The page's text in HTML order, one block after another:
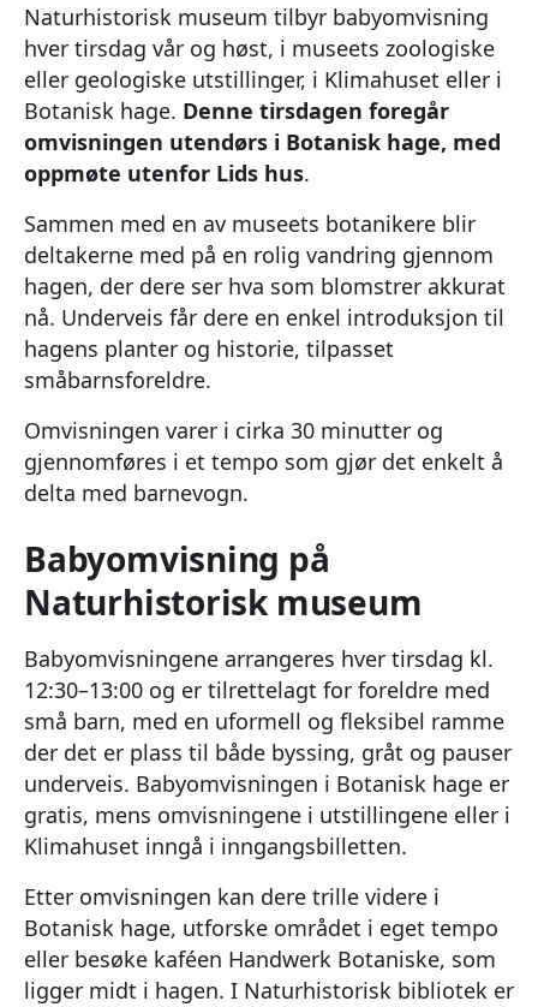
Naturhistorisk museum tilbyr babyomvisning
hver tirsdag vår og høst, i museets zoologiske
eller geologiske utstillinger, i Klimahuset eller i
Botanisk hage. Denne tirsdagen foregår
omvisningen utendørs i Botanisk hage, med
oppmøte utenfor Lids hus.
Sammen med en av museets botanikere blir
deltakerne med på en rolig vandring gjennom
hagen, der dere ser hva som blomstrer akkurat
nå. Underveis får dere en enkel introduksjon til
hagens planter og historie, tilpasset
småbarnsforeldre.
Omvisningen varer i cirka 30 minutter og
gjennomføres i et tempo som gjør det enkelt å
delta med barnevogn.
Babyomvisning på
Naturhistorisk museum
Babyomvisningene arrangeres hver tirsdag kl.
12:30–13:00 og er tilrettelagt for foreldre med
små barn, med en uformell og fleksibel ramme
der det er plass til både byssing, gråt og pauser
underveis. Babyomvisningen i Botanisk hage er
gratis, mens omvisningene i utstillingene eller i
Klimahuset inngå i inngangsbilletten.
Etter omvisningen kan dere trille videre i
Botanisk hage, utforske området i eget tempo
eller besøke kaféen Handwerk Botaniske, som
ligger midt i hagen. I Naturhistorisk bibliotek er